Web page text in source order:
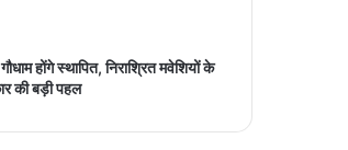
होंगे स्थापित, निराश्रित मवेशियों के
की बड़ी पहल